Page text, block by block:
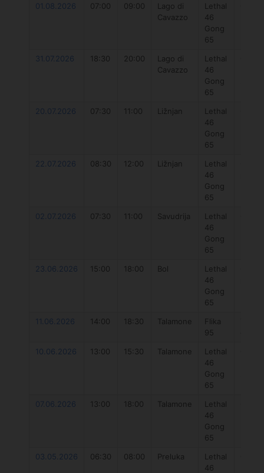
01.08.2026 07:00 09:00
Lago di
Cavazzo
Lethal
46
Gong
65
31.07.2026 18:30 20:00
Lago di
Cavazzo
Lethal
46
Gong
65
20.07.2026 07:30 11:00 Ližnjan
Lethal
46
Gong
65
22.07.2026 08:30 12:00 Ližnjan
Lethal
46
Gong
65
02.07.2026 07:30 11:00 Savudrija
Lethal
46
Gong
65
23.06.2026 15:00 18:00 Bol
Lethal
46
Gong
65
11.06.2026 14:00 18:30 Talamone
Flika
95
10.06.2026
13:00 15:30 Talamone
Lethal
46
Gong
65
07.06.2026 13:00 18:00 Talamone
Lethal
46
Gong
65
03.05.2026 06:30 08:00 Preluka
Lethal
46